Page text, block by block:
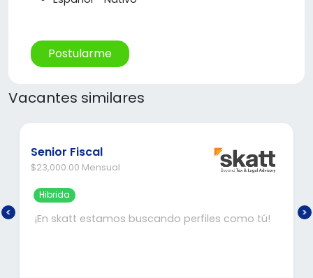
Postularme
Vacantes similares
Senior Fiscal
$23,000.00 Mensual
Hibrida
¡En skatt estamos buscando perfiles como tú!